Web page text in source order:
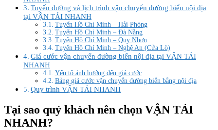
Tuyến đường và lịch trình vận chuyển đường biển nội địa
tại VẬN TẢI NHANH
Tuyến Hồ Chí Minh – Hải Phòng
Tuyến Hồ Chí Minh – Đà Nẵng
Tuyến Hồ Chí Minh – Quy Nhơn
Tuyến Hồ Chí Minh – Nghệ An (Cửa Lò)
Giá cước vận chuyển đường biển nội địa tại VẬN TẢI
NHANH
Yếu tố ảnh hưởng đến giá cước
Bảng giá cước vận chuyển đường biển bằng nội địa
Quy trình VẬN TẢI NHANH
Tại sao quý khách nên chọn VẬN TẢI
NHANH?